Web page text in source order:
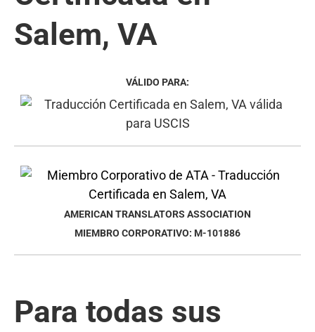
Salem, VA
VÁLIDO PARA:
AMERICAN TRANSLATORS ASSOCIATION
MIEMBRO CORPORATIVO: M-101886
Para todas sus